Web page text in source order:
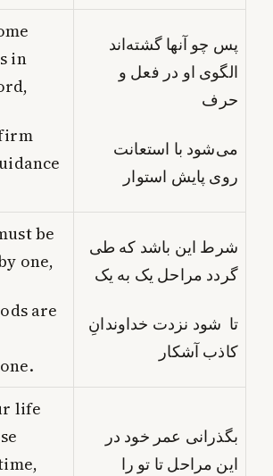
in
پس چو آنها گشته‌اند
الگوی او در فعل و
حرف
می‌شود با استعانت
روی پایش استوار
be
one,
are
شرط این باشد که طی
گردد مراحل یک به یک
تا شود نزدت خداوندانِ
کاذب آشکار
life
بگذرانی عمر خود در
این مراحل تا تو را